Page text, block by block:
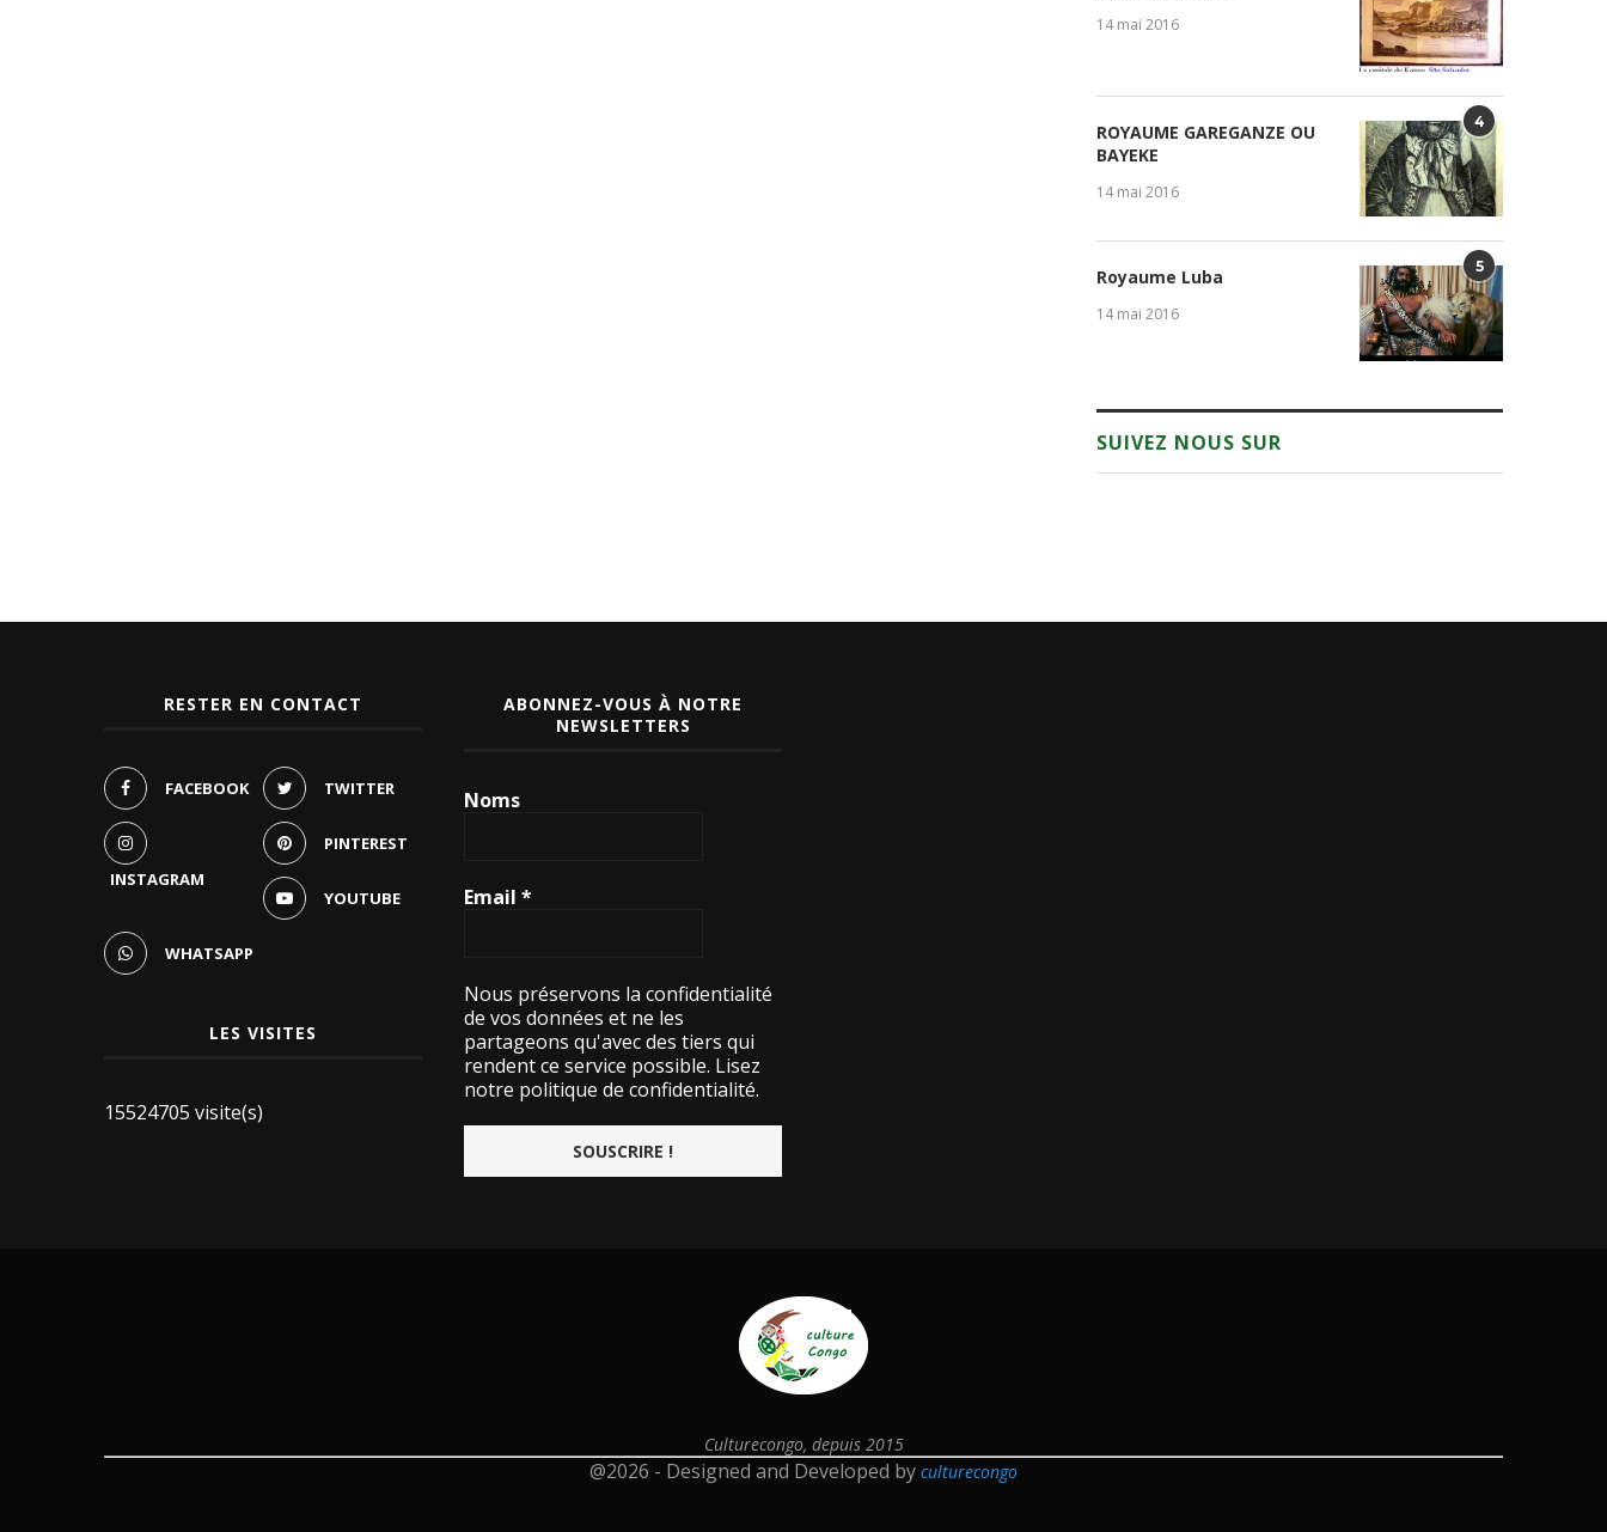
14 mai 2016
4
ROYAUME GAREGANZE OU
BAYEKE
14 mai 2016
5
Royaume Luba
14 mai 2016
SUIVEZ NOUS SUR
RESTER EN CONTACT
FACEBOOK TWITTER
INSTAGRAM
PINTEREST
YOUTUBE
WHATSAPP
LES VISITES
15524705 visite(s)
ABONNEZ-VOUS À NOTRE
NEWSLETTERS
Noms
Email*
Nous préservons la confidentialité
de vos données et ne les
partageons qu'avec des tiers qui
rendent ce service possible. Lisez
notre politique de confidentialité.
Culturecongo, depuis 2015
@2026 - Designed and Developed by culturecongo